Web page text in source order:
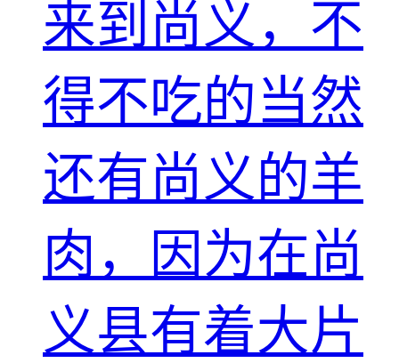
来到尚义，不
得不吃的当然
还有尚义的羊
肉，因为在尚
义县有着大片